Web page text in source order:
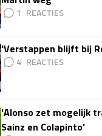
1
'Verstappen blijft bij
4
'Alonso zet mogelijk
Sainz en Colapinto'